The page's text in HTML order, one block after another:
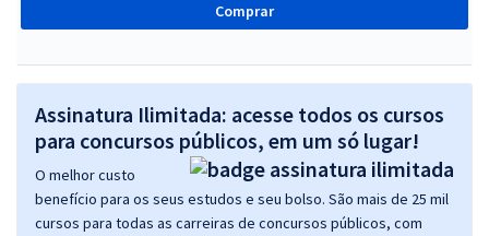
Comprar
Assinatura Ilimitada: acesse todos os cursos
para concursos públicos, em um só lugar!
O melhor custo
benefício para os seus estudos e seu bolso. São mais de 25 mil
cursos para todas as carreiras de concursos públicos, com